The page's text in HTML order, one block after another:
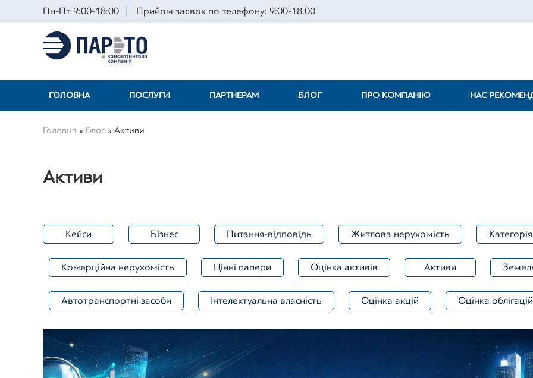
Пн-Пт 9:00-18:00 Прийом заявок по телефону: 9:00-18:00
ГОЛОВНА ПОСЛУГИ ПАРТНЕРАМ БЛОГ ПРО КОМПАНІЮ НАС
Головна » Блог » Активи
Активи
Кейси Бізнес Питання-відповідь Житлова нерухомість
Комерційна нерухомість Цінні папери Оцінка активів Активи
Автотранспортні засоби Інтелектуальна власність Оцінка акцій Оцінка облігацій